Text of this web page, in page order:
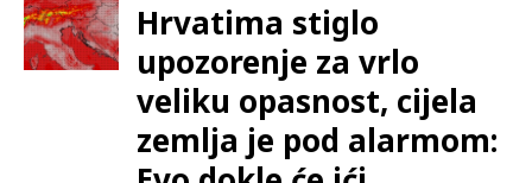
Hrvatima stiglo
upozorenje za vrlo
veliku opasnost, cijela
zemlja je pod alarmom: